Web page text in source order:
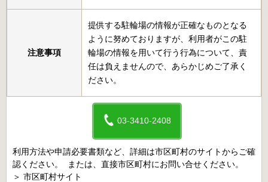
注意事項
提供する駐輪場の情報が正確なものとなる
ように努めておりますが、利用者がこの駐
輪場の情報を用いて行う行為について、責
任は負えませんので、あらかじめご了承く
ださい。
03-3410-2408
利用方法や申請必要書類など、詳細は市区町村のサイトからご確
認ください。 または、直接市区町村にお問い合せください。
＞ 市区町村サイト